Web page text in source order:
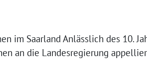
im Saarland Anlässlich des 10.
an die Landesregierung